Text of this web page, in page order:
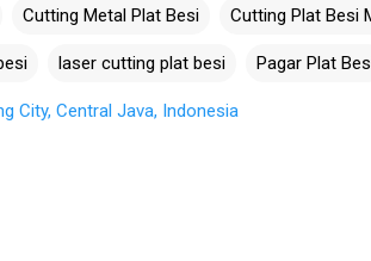
Cutting Metal Plat Besi Cutting Plat Besi
laser cutting plat besi Pagar Plat
City, Central Java, Indonesia